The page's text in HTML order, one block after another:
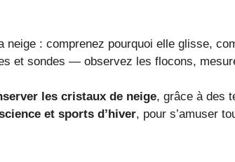
neige : comprenez pourquoi elle glisse,
et sondes — observez les flocons,
les cristaux de neige, grâce à des
et sports d’hiver, pour s’amuser